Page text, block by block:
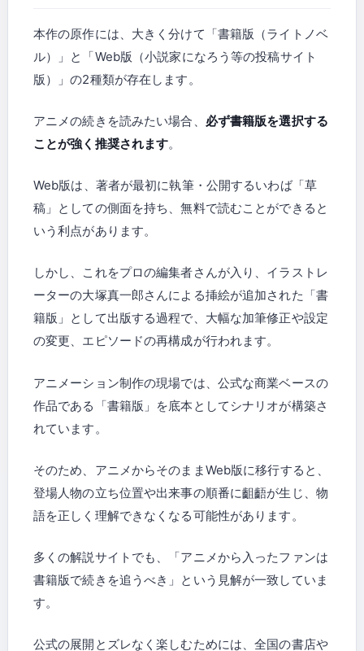
本作の原作には、大きく分けて「書籍版（ライトノベ
ル）」と「Web版（小説家になろう等の投稿サイト
版）」の2種類が存在します。
アニメの続きを読みたい場合、 必ず書籍版を選択する
ことが強く推奨されます。
Web版は、著者が最初に執筆・公開するいわば「草
稿」としての側面を持ち、無料で読むことができると
いう利点があります。
しかし、これをプロの編集者さんが入り、イラストレ
ーターの大塚真一郎さんによる挿絵が追加された「書
籍版」として出版する過程で、大幅な加筆修正や設定
の変更、エピソードの再構成が行われます。
アニメーション制作の現場では、公式な商業ベースの
作品である「書籍版」を底本としてシナリオが構築さ
れています。
そのため、アニメからそのままWeb版に移行すると、
登場人物の立ち位置や出来事の順番に齟齬が生じ、物
語を正しく理解できなくなる可能性があります。
多くの解説サイトでも、「アニメから入ったファンは
書籍版で続きを追うべき」という見解が一致していま
す。
公式の展開とズレなく楽しむためには、全国の書店や